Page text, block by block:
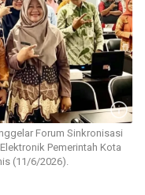
Forum Sinkronisasi
Pemerintah Kota
(11/6/2026).